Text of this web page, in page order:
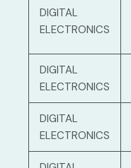
DIGITAL
ELECTRONICS
DIGITAL
ELECTRONICS
DIGITAL
ELECTRONICS